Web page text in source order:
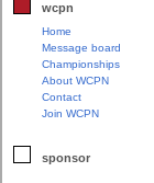
wcpn
Home
Message board
Championships
About WCPN
Contact
Join WCPN
sponsor